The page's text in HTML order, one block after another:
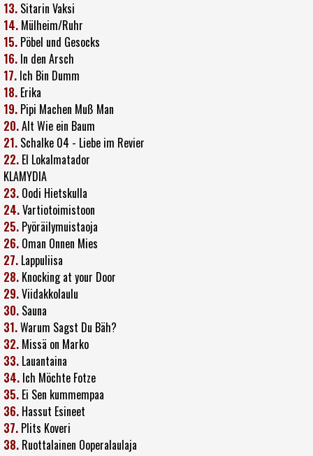
13. Sitarin Vaksi
14. Mülheim/Ruhr
15. Pöbel und Gesocks
16. In den Arsch
17. Ich Bin Dumm
18. Erika
19. Pipi Machen Muß Man
20.Alt Wie ein Baum
21. Schalke 04 - Liebe im Revier
22. El Lokalmatador
KLAMYDIA
23. Oodi Hietskulla
24.Vartiotoimistoon
25. Pyöräilymuistaoja
26. Oman Onnen Mies
27. Lappuliisa
28. Knocking at your Door
29.Viidakkolaulu
30. Sauna
31.Warum Sagst Du Bäh?
32. Missä on Marko
33. Lauantaina
34. Ich Möchte Fotze
35. Ei Sen kummempaa
36. Hassut Esineet
37. Plits Koveri
38. Ruottalainen Ooperalaulaja